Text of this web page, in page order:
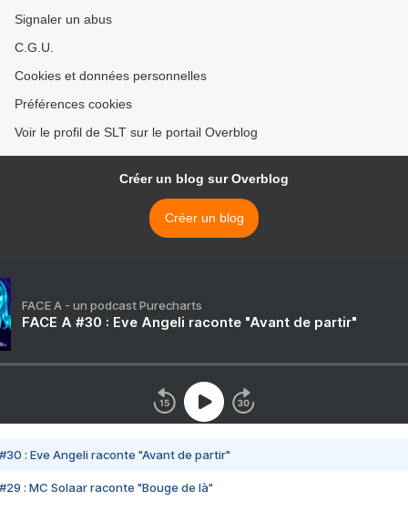
Signaler un abus
C.G.U.
Cookies et données personnelles
Préférences cookies
Voir le profil de SLT sur le portail Overblog
Créer un blog sur Overblog
Créer un blog
FACE A - un podcast Purecharts
FACE A #30 : Eve Angeli raconte "Avant de partir"
#30 : Eve Angeli raconte "Avant de partir"
#29 : MC Solaar raconte "Bouge de là"